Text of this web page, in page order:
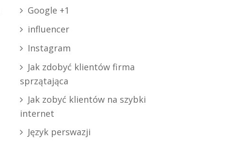
Google +1
influencer
Instagram
Jak zdobyć klientów firma
sprzątająca
Jak zobyć klientów na szybki
internet
Język perswazji